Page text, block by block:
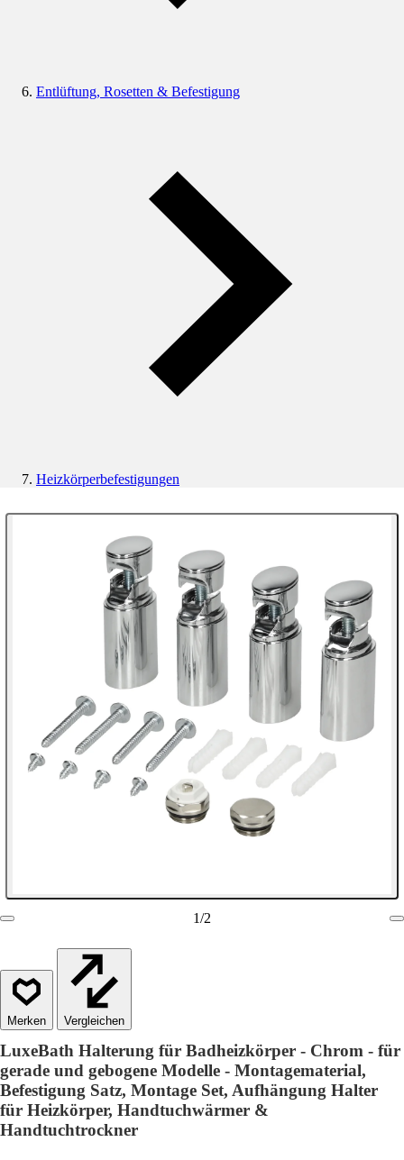
Entlüftung, Rosetten & Befestigung
Heizkörperbefestigungen
1/2
Vergleichen
LuxeBath Halterung für Badheizkörper - Chrom - für
gerade und gebogene Modelle - Montagematerial,
Befestigung Satz, Montage Set, Aufhängung Halter
für Heizkörper, Handtuchwärmer &
Handtuchtrockner